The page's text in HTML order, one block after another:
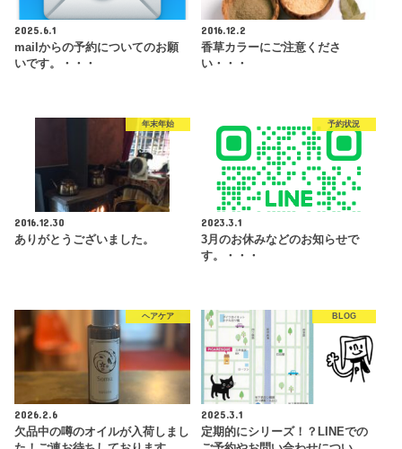
2025.6.1
mailからの予約についてのお願
いです。・・・
2016.12.2
香草カラーにご注意くださ
い・・・
年末年始
2016.12.30
ありがとうございました。
予約状況
2023.3.1
3月のお休みなどのお知らせで
す。・・・
ヘアケア
2026.2.6
欠品中の噂のオイルが入荷しまし
BLOG
2025.3.1
定期的にシリーズ！？LINEでの